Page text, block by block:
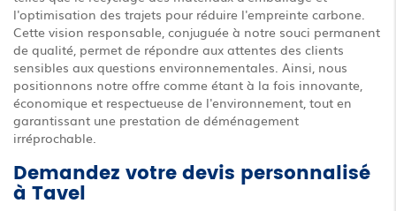
l'optimisation des trajets pour réduire l'empreinte carbone.
Cette vision responsable, conjuguée à notre souci permanent
de qualité, permet de répondre aux attentes des clients
sensibles aux questions environnementales. Ainsi, nous
positionnons notre offre comme étant à la fois innovante,
économique et respectueuse de l'environnement, tout en
garantissant une prestation de déménagement
irréprochable.
Demandez votre devis personnalisé
à Tavel